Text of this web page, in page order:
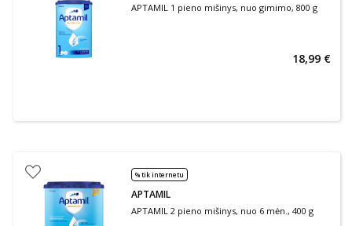
APTAMIL 1 pieno mišinys, nuo gimimo, 800 g
18,99 €
% tik internetu
APTAMIL
APTAMIL 2 pieno mišinys, nuo 6 mėn., 400 g